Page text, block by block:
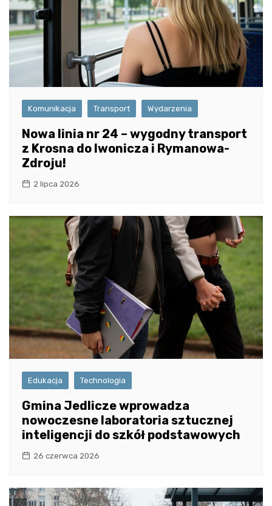
Komunikacja Transport Wydarzenia
Nowa linia nr 24 – wygodny transport
z Krosna do Iwonicza i Rymanowa-
Zdroju!
2 lipca 2026
Edukacja Technologia
Gmina Jedlicze wprowadza
nowoczesne laboratoria sztucznej
inteligencji do szkół podstawowych
26 czerwca 2026